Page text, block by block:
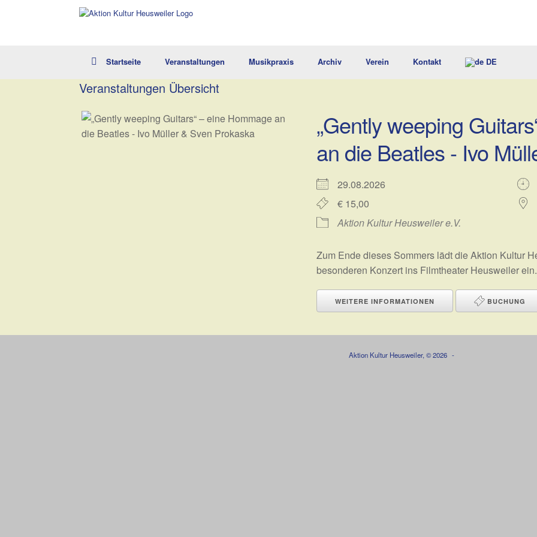
Startseite Veranstaltungen Musikpraxis Archiv Verein Kontakt DE
Veranstaltungen Übersicht
„Gently weeping
an die Beatles - Ivo
29.08.2026
€ 15,00
Aktion Kultur Heusweiler e.V.
Zum Ende dieses Sommers lädt die Aktion Kultur
besonderen Konzert ins Filmtheater Heusweiler
WEITERE INFORMATIONEN BUCHUNG
Aktion Kultur Heusweiler, © 2026